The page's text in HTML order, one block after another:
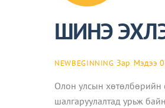
ШИНЭ
NEWBEGINNING Зар Мэдээ 0
Олон улсын хөтөлбөрийн
шалгаруулалтад урьж